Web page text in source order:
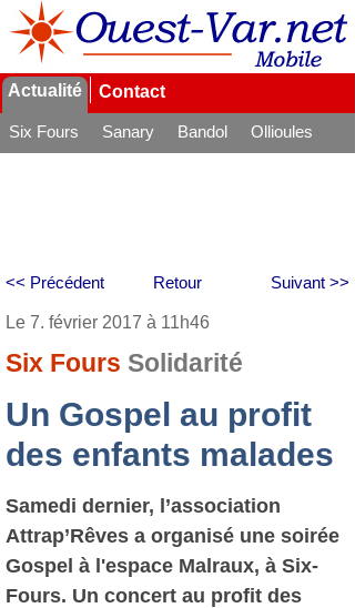
Actualité Contact
Six Fours Sanary Bandol
Ollioules
Retour
<< Précédent Suivant >>
Le 7. février 2017 à 11h46
Six Fours Solidarité
Un Gospel au profit
des enfants malades
Samedi dernier, l’association
Attrap’Rêves a organisé une soirée
Gospel à l'espace Malraux, à Six-
Fours. Un concert au profit des